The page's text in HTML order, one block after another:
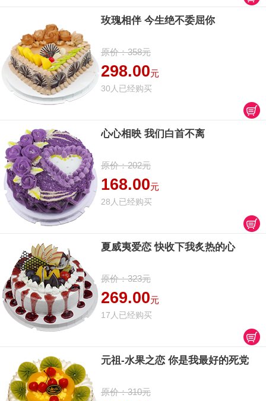
玫瑰相伴 今生绝不委屈你
原价：358元
298.00元
30人已经购买
心心相映 我们白首不离
原价：202元
168.00元
28人已经购买
夏威夷爱恋 快收下我炙热的心
原价：323元
269.00元
17人已经购买
元祖-水果之恋 你是我最好的死党
原价：310元